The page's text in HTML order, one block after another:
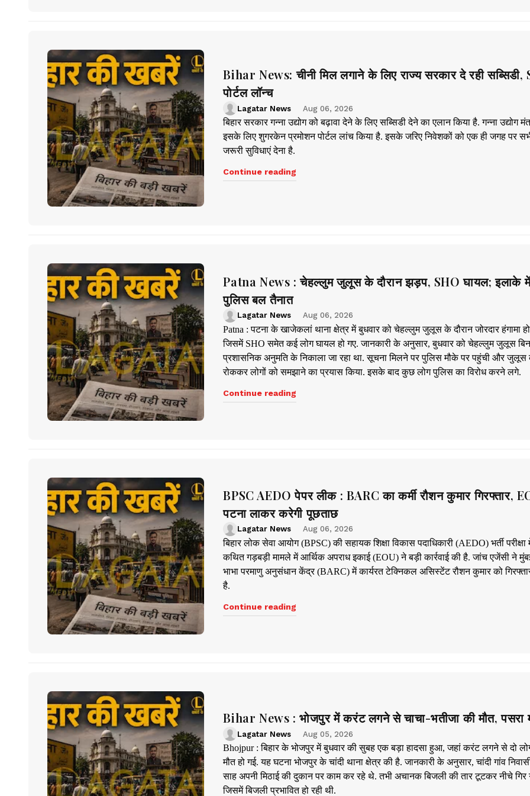
Bihar News: चीनी मिल लगाने के लिए राज्य सरकार दे रही सब्सिडी,
पोर्टल लॉन्च
Lagatar News Aug 06, 2026
बिहार सरकार गन्ना उद्योग को बढ़ावा देने के लिए सब्सिडी देने का एलान किया है. गन्ना उद्योग
इसके लिए शुगरकेन प्रमोशन पोर्टल लांच किया है. इसके जरिए निवेशकों को एक ही जगह पर
जरूरी सुविधाएं देना है.
Continue reading
Patna News : चेहल्लुम जुलूस के दौरान झड़प, SHO घायल; इलाके में
पुलिस बल तैनात
Lagatar News Aug 06, 2026
Patna : पटना के खाजेकलां थाना क्षेत्र में बुधवार को चेहल्लुम जुलूस के दौरान जोरदार हंगामा
जिसमें SHO समेत कई लोग घायल हो गए. जानकारी के अनुसार, बुधवार को चेहल्लुम जुलूस
प्रशासनिक अनुमति के निकाला जा रहा था. सूचना मिलने पर पुलिस मौके पर पहुंची और जुलूस
रोककर लोगों को समझाने का प्रयास किया. इसके बाद कुछ लोग पुलिस का विरोध करने लगे.
Continue reading
BPSC AEDO पेपर लीक : BARC का कर्मी रौशन कुमार गिरफ्तार,
पटना लाकर करेगी पूछताछ
Lagatar News Aug 06, 2026
बिहार लोक सेवा आयोग (BPSC) की सहायक शिक्षा विकास पदाधिकारी (AEDO) भर्ती परीक्षा
कथित गड़बड़ी मामले में आर्थिक अपराध इकाई (EOU) ने बड़ी कार्रवाई की है. जांच एजेंसी ने
भाभा परमाणु अनुसंधान केंद्र (BARC) में कार्यरत टेक्निकल असिस्टेंट रौशन कुमार को
है.
Continue reading
Bihar News : भोजपुर में करंट लगने से चाचा-भतीजा की मौत, पसरा
Lagatar News Aug 05, 2026
Bhojpur : बिहार के भोजपुर में बुधवार की सुबह एक बड़ा हादसा हुआ, जहां करंट लगने से दो
मौत हो गई. यह घटना भोजपुर के चांदी थाना क्षेत्र की है. जानकारी के अनुसार, चांदी गांव
साह अपनी मिठाई की दुकान पर काम कर रहे थे. तभी अचानक बिजली की तार टूटकर नीचे गिर
जिसमें बिजली प्रभावित हो रही थी.